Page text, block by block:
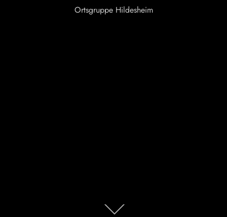
Ortsgruppe Hildesheim
Zum